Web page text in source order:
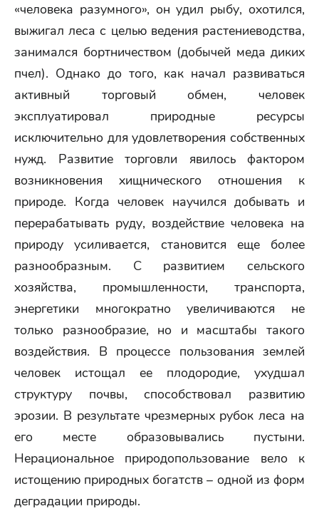
«человека разумного», он удил рыбу, охотился,
выжигал леса с целью ведения растениеводства,
занимался бортничеством (добычей меда диких
пчел). Однако до того, как начал развиваться
активный торговый обмен, человек
эксплуатировал природные ресурсы
исключительно для удовлетворения собственных
нужд. Развитие торговли явилось фактором
возникновения хищнического отношения к
природе. Когда человек научился добывать и
перерабатывать руду, воздействие человека на
природу усиливается, становится еще более
разнообразным. С развитием сельского
хозяйства, промышленности, транспорта,
энергетики многократно увеличиваются не
только разнообразие, но и масштабы такого
воздействия. В процессе пользования землей
человек истощал ее плодородие, ухудшал
структуру почвы, способствовал развитию
эрозии. В результате чрезмерных рубок леса на
его месте образовывались пустыни.
Нерациональное природопользование вело к
истощению природных богатств – одной из форм
деградации природы.